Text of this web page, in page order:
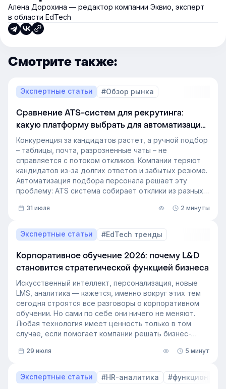
Алена Дорохина — редактор компании Эквио, эксперт
в области EdTech
Смотрите также:
Экспертные статьи #Обзор рынка
Сравнение ATS-систем для рекрутинга:
какую платформу выбрать для автоматизации
подбора персонала
Конкуренция за кандидатов растет, а ручной подбор
– таблицы, почта, разрозненные чаты – не
справляется с потоком откликов. Компании теряют
кандидатов из-за долгих ответов и забытых резюме.
Автоматизация подбора персонала решает эту
проблему: ATS система собирает отклики из разных
снимает с рекрутера рутину. Сегодня программа для
и системного закрытия вакансий.
31 июля 2 минуты
Экспертные статьи #EdTech тренды
Корпоративное обучение 2026: почему L&D
становится стратегической функцией бизнеса
Искусственный интеллект, персонализация, новые
LMS, аналитика — кажется, именно вокруг этих тем
сегодня строятся все разговоры о корпоративном
обучении. Но сами по себе они ничего не меняют.
Любая технология имеет ценность только в том
случае, если помогает компании решать бизнес-
Сегодня бизнес интересует уже не выбор
обучение оказывает на компанию и можно ли этот
эффект измерить. Такой взгляд меняет подходы к
29 июля 5 минут
Экспертные статьи #HR-аналитика #функционал